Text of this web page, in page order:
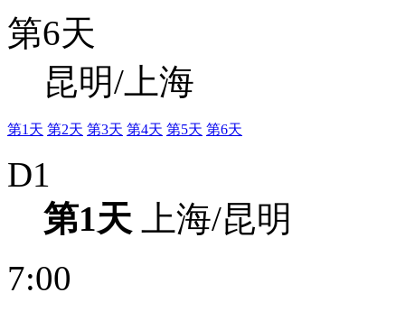
第6天
昆明/上海
第1天 第2天 第3天 第4天 第5天 第6天
D1
第1天
上海/昆明
7:00